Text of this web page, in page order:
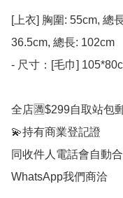
[上衣] 胸圍: 55cm, 總
36.5cm, 總長: 102cm
- 尺寸：[毛巾]
全店🈵$299自取站包
💫持有商業登記證
同收件人電話會自動
WhatsApp我們商洽